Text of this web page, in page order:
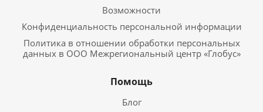
Возможности
Конфиденциальность персональной информации
Политика в отношении обработки персональных
данных в ООО Межрегиональный центр «Глобус»
Помощь
Блог